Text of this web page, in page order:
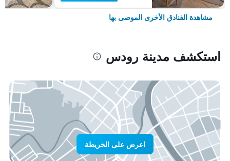
مشاهدة الفنادق الأخرى الموصى بها
استكشف مدينة رودس
اعرض على الخريطة